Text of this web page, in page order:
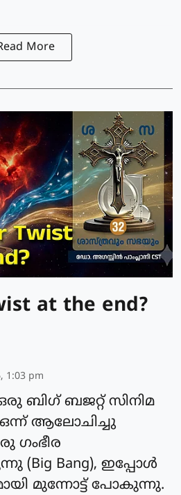
More
at the end?
1:03 pm
ബിഗ് ബജറ്റ് സിനിമ
ആലോചിച്ചു
ഗംഭീര
(Big Bang), ഇപ്പോൾ
മുന്നോട്ട് പോകുന്നു.